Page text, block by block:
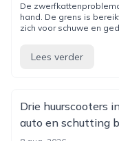
De
hand. De grens is
zich voor schuwe en
Lees verder
Drie huurscooters
auto en schutting